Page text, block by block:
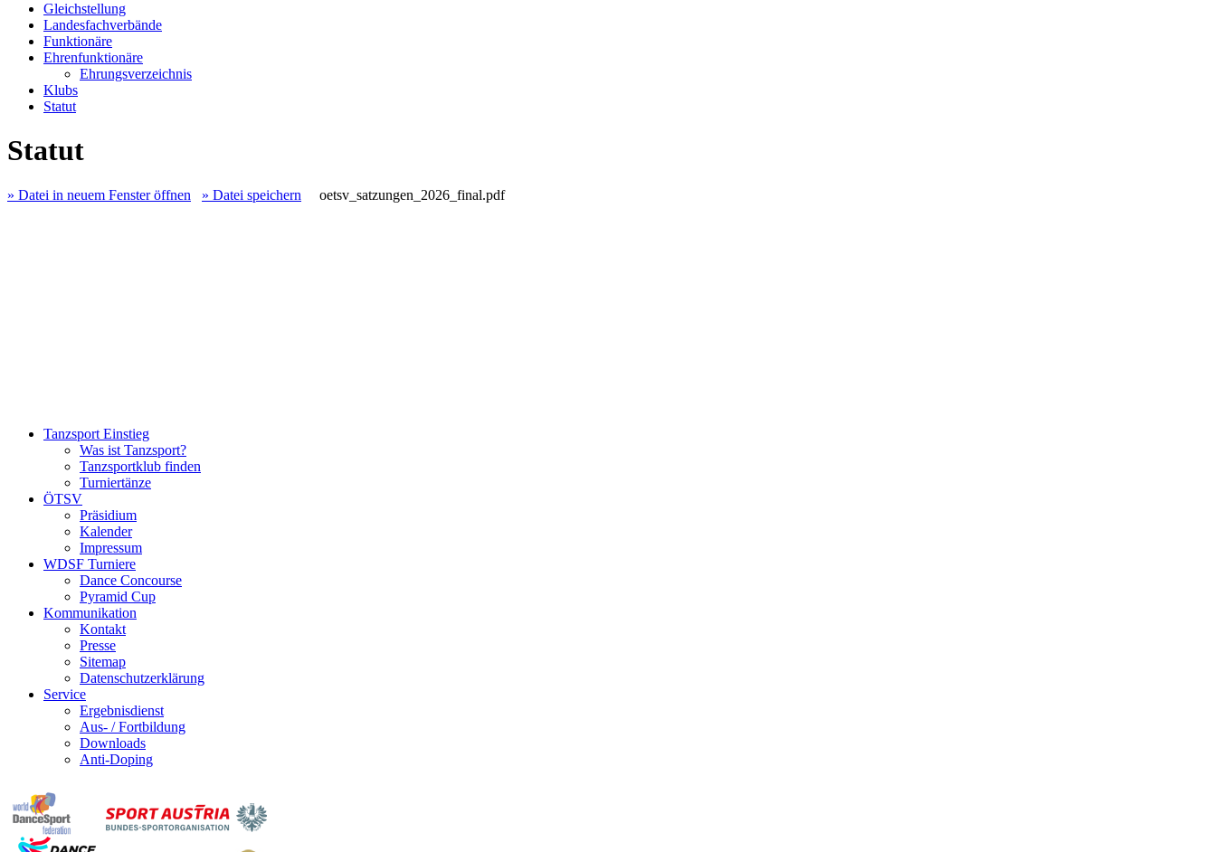
Gleichstellung
Landesfachverbände
Funktionäre
Ehrenfunktionäre
Ehrungsverzeichnis
Klubs
Statut
Statut
» Datei in neuem Fenster öffnen » Datei speichern oetsv_satzungen_2026_final.pdf
Tanzsport Einstieg
Was ist Tanzsport?
Tanzsportklub finden
Turniertänze
ÖTSV
Präsidium
Kalender
Impressum
WDSF Turniere
Dance Concourse
Pyramid Cup
Kommunikation
Kontakt
Presse
Sitemap
Datenschutzerklärung
Service
Ergebnisdienst
Aus- / Fortbildung
Downloads
Anti-Doping